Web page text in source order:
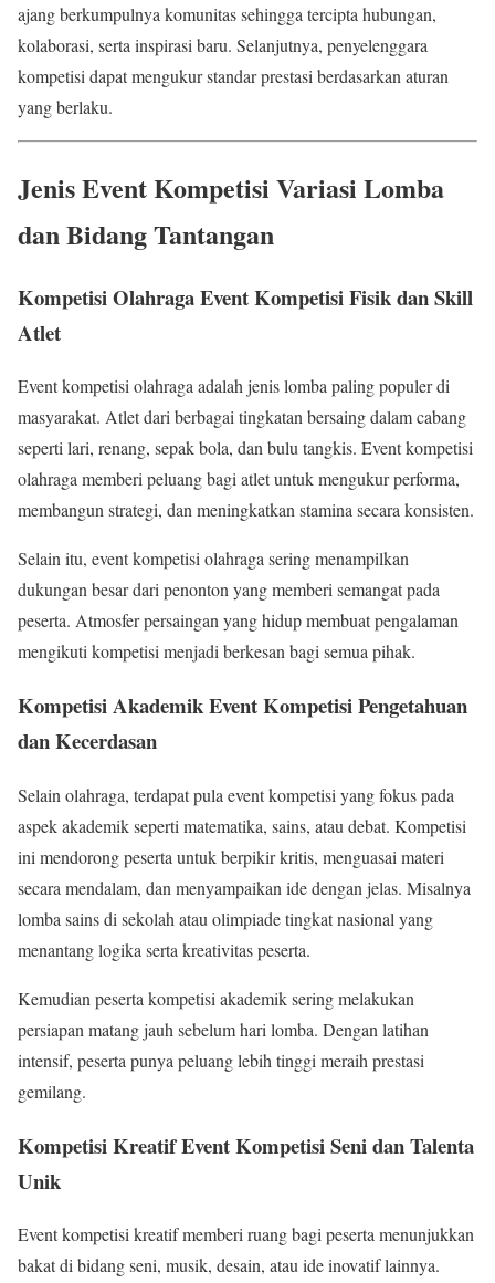
ajang berkumpulnya komunitas sehingga tercipta hubungan,
kolaborasi, serta inspirasi baru. Selanjutnya, penyelenggara
kompetisi dapat mengukur standar prestasi berdasarkan aturan
yang berlaku.
Jenis Event Kompetisi Variasi Lomba
dan Bidang Tantangan
Kompetisi Olahraga Event Kompetisi Fisik dan Skill
Atlet
Event kompetisi olahraga adalah jenis lomba paling populer di
masyarakat. Atlet dari berbagai tingkatan bersaing dalam cabang
seperti lari, renang, sepak bola, dan bulu tangkis. Event kompetisi
olahraga memberi peluang bagi atlet untuk mengukur performa,
membangun strategi, dan meningkatkan stamina secara konsisten.
Selain itu, event kompetisi olahraga sering menampilkan
dukungan besar dari penonton yang memberi semangat pada
peserta. Atmosfer persaingan yang hidup membuat pengalaman
mengikuti kompetisi menjadi berkesan bagi semua pihak.
Kompetisi Akademik Event Kompetisi Pengetahuan
dan Kecerdasan
Selain olahraga, terdapat pula event kompetisi yang fokus pada
aspek akademik seperti matematika, sains, atau debat. Kompetisi
ini mendorong peserta untuk berpikir kritis, menguasai materi
secara mendalam, dan menyampaikan ide dengan jelas. Misalnya
lomba sains di sekolah atau olimpiade tingkat nasional yang
menantang logika serta kreativitas peserta.
Kemudian peserta kompetisi akademik sering melakukan
persiapan matang jauh sebelum hari lomba. Dengan latihan
intensif, peserta punya peluang lebih tinggi meraih prestasi
gemilang.
Kompetisi Kreatif Event Kompetisi Seni dan Talenta
Unik
Event kompetisi kreatif memberi ruang bagi peserta menunjukkan
bakat di bidang seni, musik, desain, atau ide inovatif lainnya.